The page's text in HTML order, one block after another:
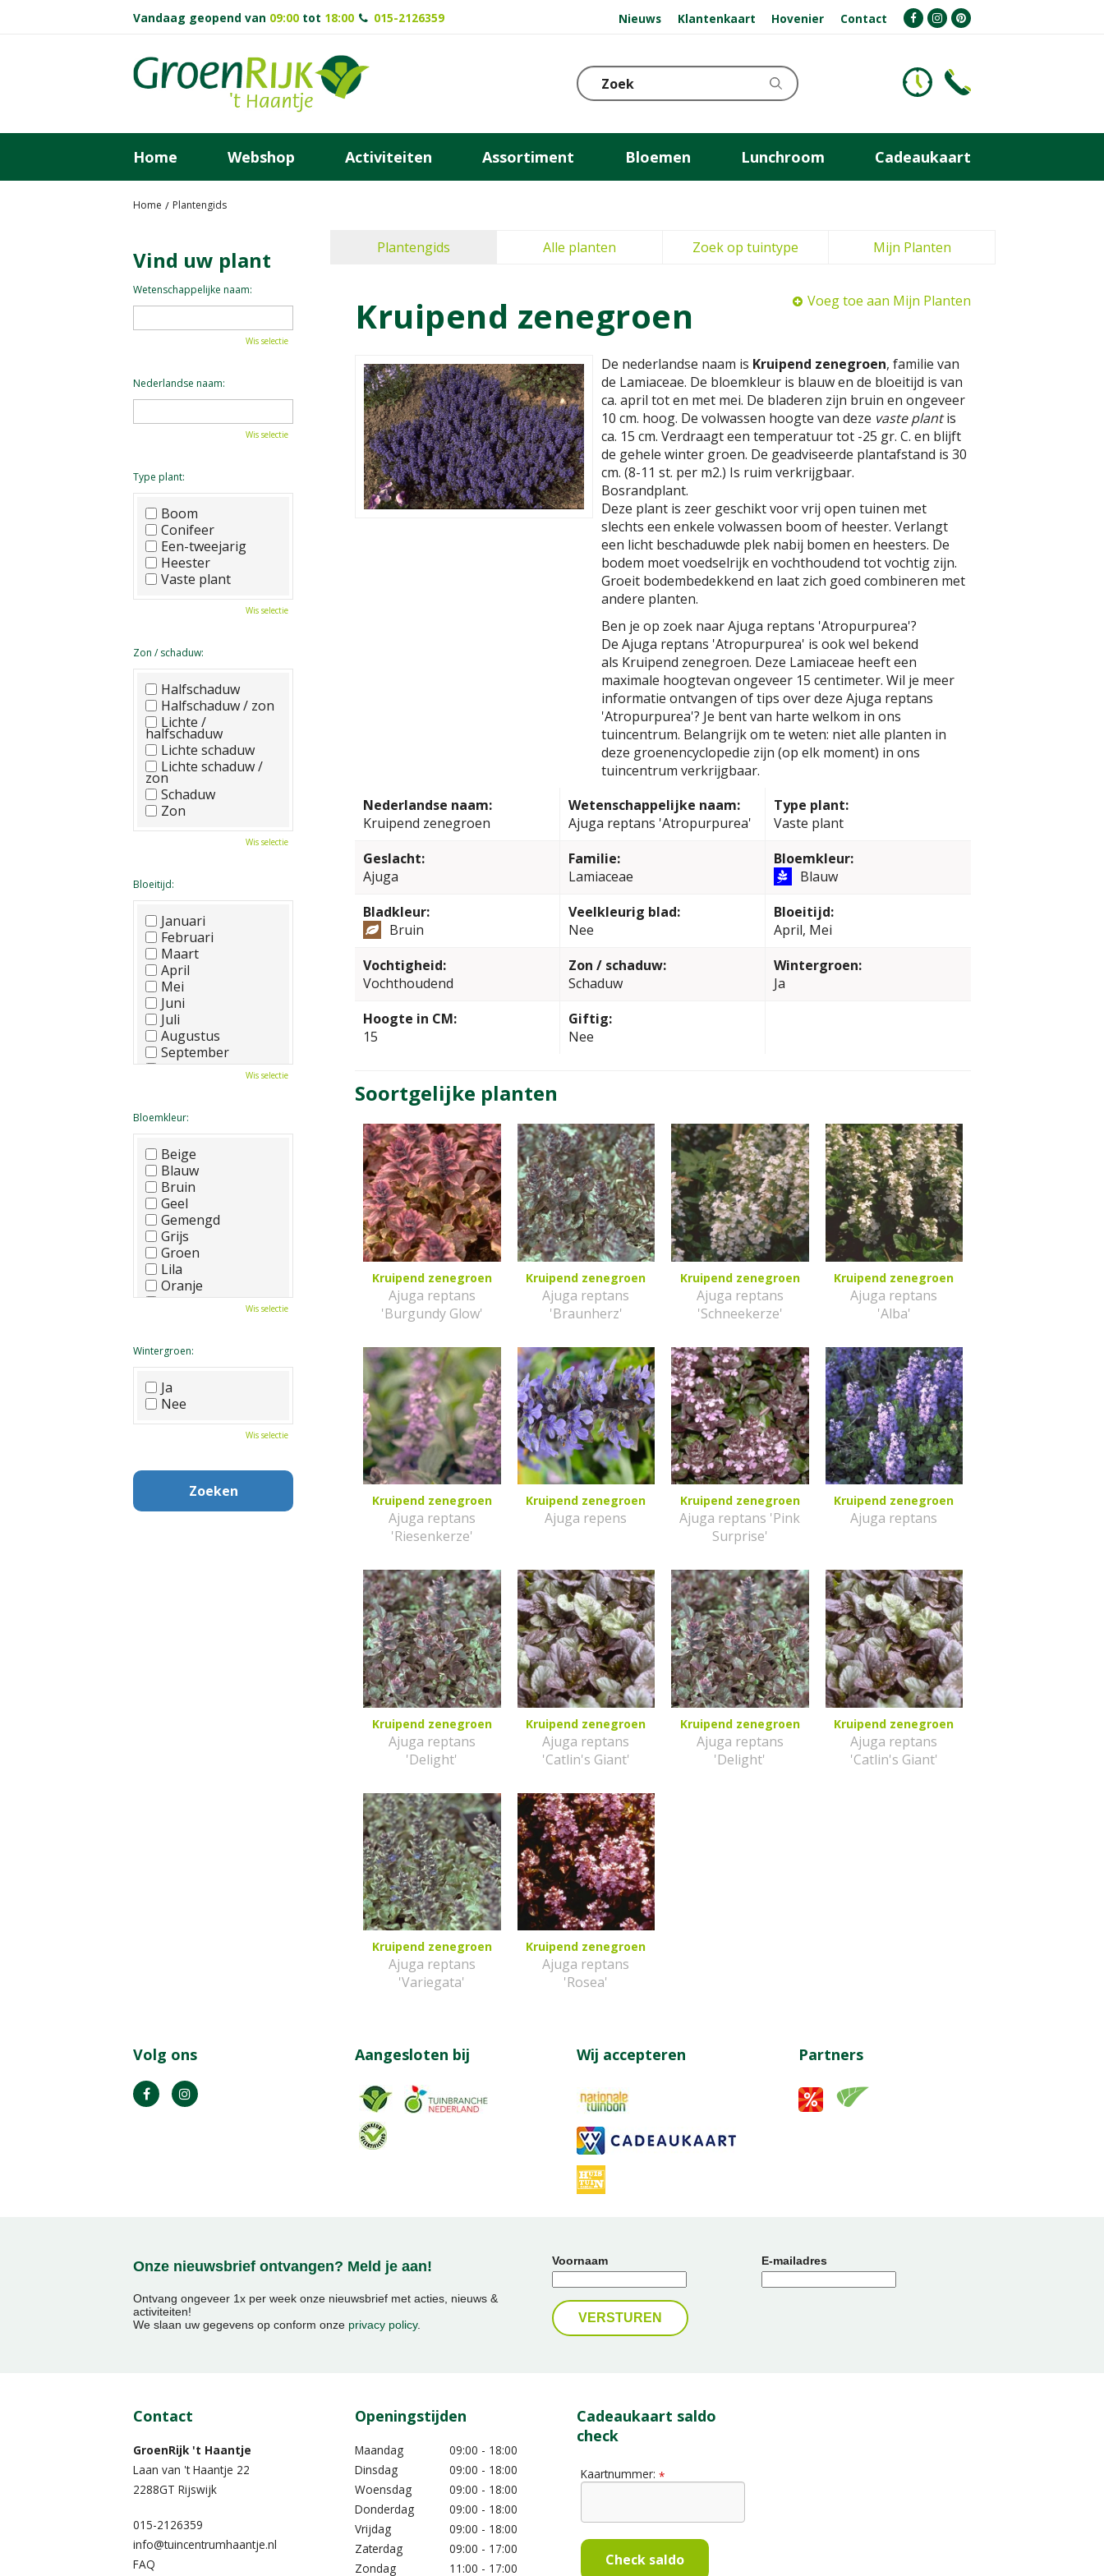
Home Plantengids
Vandaag geopend van 09:00 tot 18:00 015-2126359 Nieuws Klantenkaart Hovenier Contact
Home Webshop Activiteiten Assortiment Bloemen Lunchroom Cadeaukaart
Plantengids Alle planten Zoek op tuintype Mijn Planten
Kruipend zenegroen Voeg toe aan Mijn Planten
De nederlandse naam is Kruipend zenegroen, familie van
de Lamiaceae. De bloemkleur is blauw en de bloeitijd is van
ca. april tot en met mei. De bladeren zijn bruin en ongeveer
10 cm. hoog. De volwassen hoogte van deze vaste plantis
ca. 15 cm. Verdraagt een temperatuur tot -25 gr. C. en blijft
de gehele winter groen. De geadviseerde plantafstand is 30
cm. (8-11 st. per m2.) Is ruim verkrijgbaar.
Bosrandplant.
Deze plant is zeer geschikt voor vrij open tuinen met
slechts een enkele volwassen boom of heester. Verlangt
een licht beschaduwde plek nabij bomen en heesters. De
bodem moet voedselrijk en vochthoudend tot vochtig zijn.
Groeit bodembedekkend en laat zich goed combineren met
andere planten.
Ben je op zoek naar Ajuga reptans 'Atropurpurea'?
De Ajuga reptans 'Atropurpurea' is ook wel bekend
als Kruipend zenegroen. Deze Lamiaceae heeft een
maximale hoogtevan ongeveer 15 centimeter. Wil je meer
informatie ontvangen of tips over deze Ajuga reptans
'Atropurpurea'? Je bent van harte welkom in ons
tuincentrum. Belangrijk om te weten: niet alle planten in
deze groenencyclopedie zijn (op elk moment) in ons
tuincentrum verkrijgbaar.
Nederlandse naam:
Kruipend zenegroen
Wetenschappelijke naam:
Ajuga reptans 'Atropurpurea'
Type plant:
Vaste plant
Geslacht:
Ajuga
Familie:
Lamiaceae
Bloemkleur:
Blauw
Bladkleur:
Bruin
Veelkleurig blad:
Nee
Bloeitijd:
April, Mei
Vochtigheid:
Vochthoudend
Zon / schaduw:
Schaduw
Wintergroen:
Ja
Hoogte in CM:
15
Giftig:
Nee
Soortgelijke planten
Kruipend zenegroen
Ajuga reptans
'Burgundy Glow'
Kruipend zenegroen
Ajuga reptans
'Braunherz'
Kruipend zenegroen
Ajuga reptans
'Schneekerze'
Kruipend zenegroen
Ajuga reptans
'Alba'
Kruipend zenegroen
Ajuga reptans
'Riesenkerze'
Kruipend zenegroen
Ajuga repens
Kruipend zenegroen
Ajuga reptans 'Pink
Surprise'
Kruipend zenegroen
Ajuga reptans
Kruipend zenegroen
Ajuga reptans
'Delight'
Kruipend zenegroen
Ajuga reptans
'Catlin's Giant'
Kruipend zenegroen
Ajuga reptans
'Delight'
Kruipend zenegroen
Ajuga reptans
'Catlin's Giant'
Kruipend zenegroen
Ajuga reptans
'Variegata'
Kruipend zenegroen
Ajuga reptans
'Rosea'
Vind uw plant
Wetenschappelijke naam:
Wis selectie
Nederlandse naam:
Wis selectie
Type plant:
Boom
Conifeer
Een-tweejarig
Heester
Vaste plant
Wis selectie
Zon / schaduw:
Halfschaduw
Halfschaduw / zon
Lichte /
halfschaduw
Lichte schaduw
Lichte schaduw /
zon
Schaduw
Zon
Wis selectie
Bloeitijd:
Januari
Februari
Maart
April
Mei
Juni
Juli
Augustus
September
Oktober
Wis selectie
Bloemkleur:
Beige
Blauw
Bruin
Geel
Gemengd
Grijs
Groen
Lila
Oranje
Paars
Wit
Zwart
Wis selectie
Wintergroen:
Ja
Nee
Wis selectie
Volg ons Aangesloten bij Wij accepteren Partners
Onze nieuwsbrief ontvangen? Meld je aan!
Ontvang ongeveer 1x per week onze nieuwsbrief met acties, nieuws &
activiteiten!
We slaan uw gegevens op conform onze privacy policy.
Voornaam E-mailadres
Contact
GroenRijk 't Haantje
Laan van 't Haantje 22
2288GT Rijswijk
015-2126359
info@tuincentrumhaantje.nl
FAQ
Openingstijden
Maandag
09:00 - 18:00
Dinsdag
09:00 - 18:00
Woensdag
09:00 - 18:00
Donderdag
09:00 - 18:00
Vrijdag
09:00 - 18:00
Zaterdag
09:00 - 17:00
Zondag
11:00 - 17:00
Cadeaukaart saldo
check
Kaartnummer: *
Check saldo